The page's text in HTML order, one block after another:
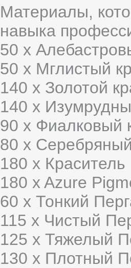
Материалы,
навыка
50 x
50 x Мглистый
140 x Золотой
140 x
90 x Фиалковый
80 x
180 x Краситель
180 x Azure
60 x Тонкий
115 x Чистый
125 x Тяжелый
130 x Плотный